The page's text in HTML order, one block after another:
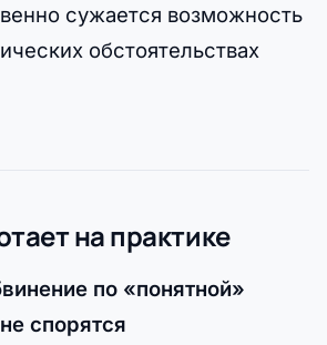
сужается возможность
обстоятельствах
на практике
по «понятной»
спорятся